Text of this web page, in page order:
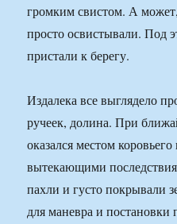
громким свистом. А
просто освистывали. Под
пристали к берегу.
Издалека все выглядело
ручеек, долина. При
оказался местом
вытекающими
пахли и густо покрывали
для маневра и постановки